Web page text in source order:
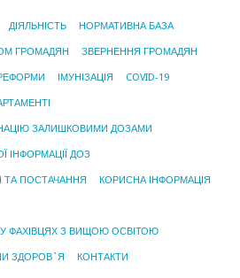
ДІЯЛЬНІСТЬ НОРМАТИВНА БАЗА
ГРОМАДЯН ЗВЕРНЕННЯ ГРОМАДЯН
ІМУНІЗАЦІЯ COVID-19
ЗАЛИШКОВИМИ ДОЗАМИ
ІНФОРМАЦІЇ ДОЗ
ТА ПОСТАЧАННЯ КОРИСНА ІНФОРМАЦІЯ
ФАХІВЦЯХ З ВИЩОЮ ОСВІТОЮ
ЗДОРОВ`Я КОНТАКТИ